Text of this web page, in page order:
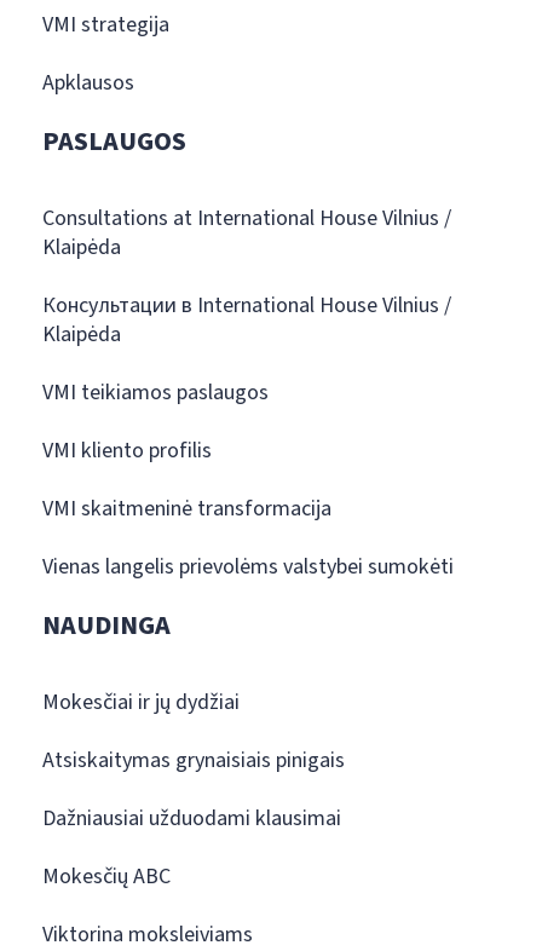
VMI strategija
Apklausos
PASLAUGOS
Consultations at International House Vilnius /
Klaipėda
Консультации в International House Vilnius /
Klaipėda
VMI teikiamos paslaugos
VMI kliento profilis
VMI skaitmeninė transformacija
Vienas langelis prievolėms valstybei sumokėti
NAUDINGA
Mokesčiai ir jų dydžiai
Atsiskaitymas grynaisiais pinigais
Dažniausiai užduodami klausimai
Mokesčių ABC
Viktorina moksleiviams